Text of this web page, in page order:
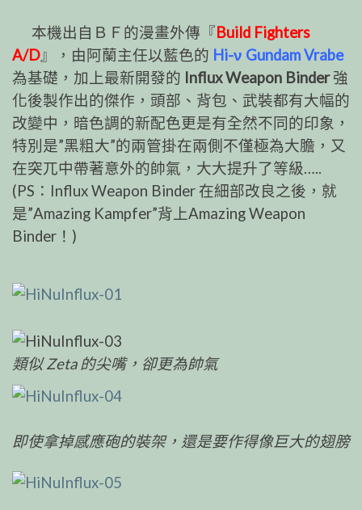
本機出自ＢＦ的漫畫外傳『Build Fighters
A/D』，由阿蘭主任以藍色的 Hi-ν Gundam Vrabe
為基礎，加上最新開發的 Influx Weapon Binder強
化後製作出的傑作，頭部、背包、武裝都有大幅的
改變中，暗色調的新配色更是有全然不同的印象，
特別是”黑粗大”的兩管掛在兩側不僅極為大膽，又
在突兀中帶著意外的帥氣，大大提升了等級…..
(PS：Influx Weapon Binder 在細部改良之後，就
是”Amazing Kampfer”背上Amazing Weapon
Binder！)
類似 Zeta 的尖嘴，卻更為帥氣
即使拿掉感應砲的裝架，還是要作得像巨大的翅膀